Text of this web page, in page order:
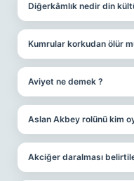
Diğerkâmlık nedir din
Kumrular korkudan ölür
Aviyet ne demek ?
Aslan Akbey rolünü kim
Akciğer daralması